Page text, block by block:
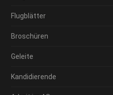
Flugblätter
Broschüren
Geleite
Kandidierende